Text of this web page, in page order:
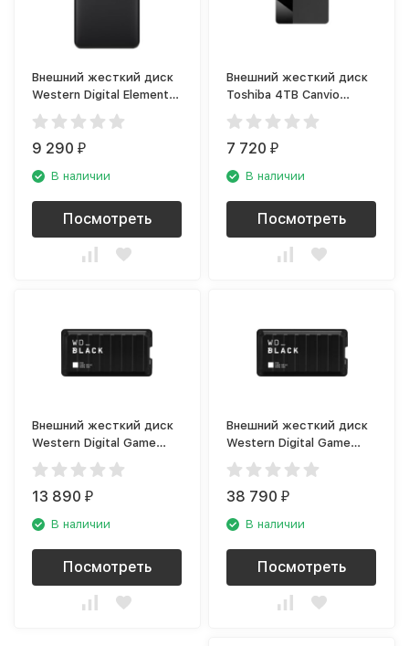
Внешний жесткий диск
Western Digital Elements
Portable 4TB
(WDBW8U0040BBK-EEUE)
9 290₽
В наличии
Посмотреть
Внешний жесткий диск
Toshiba 4TB Canvio
Ready (HDTP340EK3CA)
7 720₽
В наличии
Посмотреть
Внешний жесткий диск
Western Digital Game
Drive 500GB Black
(WDBA3S5000ABK)
13 890₽
В наличии
Посмотреть
Внешний жесткий диск
Western Digital Game
Drive 2TB Black
(WDBA3S0020BBK)
38 790₽
В наличии
Посмотреть